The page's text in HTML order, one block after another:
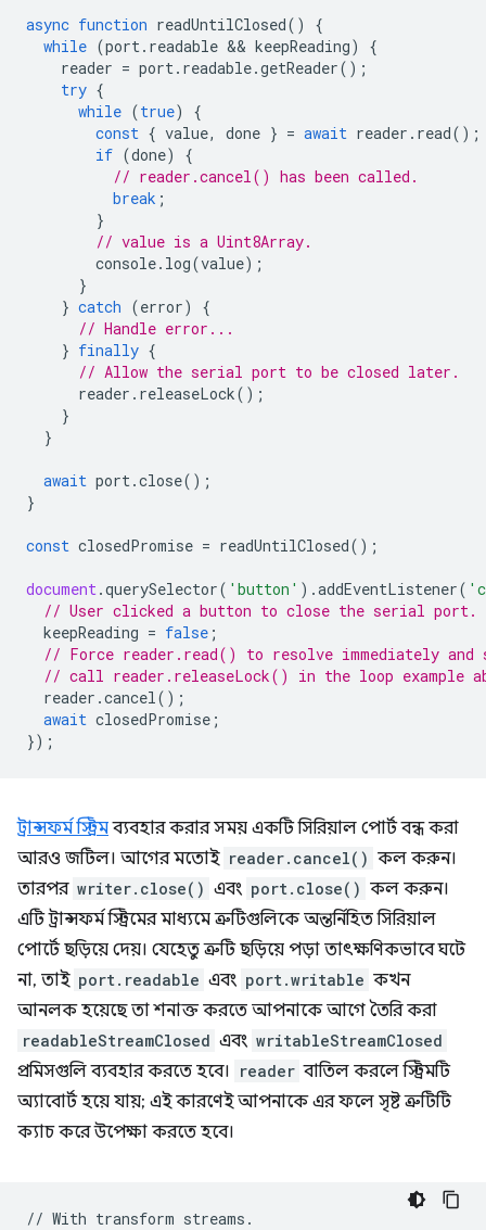
async function readUntilClosed()
{
while (port. readable && keepReading)
{
reader = port. readable.getReader();
try {
while (true)
{
const { value, done } = await reader . read();
if (done)
{
// reader.cancel() has been called.
break ;
}
// value is a Uint8Array.
console. log(value);
}
} catch (error)
{
// Handle error...
} finally {
// Allow the serial port to be closed later.
reader . releaseLock();
}
}
await port.close();
}
const closedPromise = readUntilClosed();
document.querySelector( 'button' ).addEventListener(
// User clicked a button to close the serial port.
keepReading = false ;
// Force reader.read() to resolve immediately and
// call reader.releaseLock() in the loop example
reader .cancel();
await closedPromise ;
});
ট্রান্সফর্ম স্ট্রিমব্যবহার করার সময় একটি সিরিয়াল পোর্ট বন্ধ করা
আরও জটিল। আগের মতোই reader.cancel() কল করুন।
তারপর writer.close() এবং port.close() কল করুন।
এটি ট্রান্সফর্ম স্ট্রিমের মাধ্যমে ত্রুটিগুলিকে অন্তর্নিহিত সিরিয়াল
পোর্টে ছড়িয়ে দেয়। যেহেতু ত্রুটি ছড়িয়ে পড়া তাৎক্ষণিকভাবে ঘটে
না, তাই port.readable এবং port.writable কখন
আনলক হয়েছে তা শনাক্ত করতে আপনাকে আগে তৈরি করা
readableStreamClosed এবং writableStreamClosed
প্রমিসগুলি ব্যবহার করতে হবে। reader বাতিল করলে স্ট্রিমটি
অ্যাবোর্ট হয়ে যায়; এই কারণেই আপনাকে এর ফলে সৃষ্ট ত্রুটিটি
ক্যাচ করে উপেক্ষা করতে হবে।
// With transform streams .